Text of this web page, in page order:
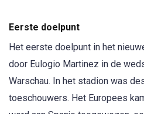
Eerste doelpunt
Het eerste doelpunt in het
door Eulogio Martinez in de
Warschau. In het stadion was
toeschouwers. Het Europees